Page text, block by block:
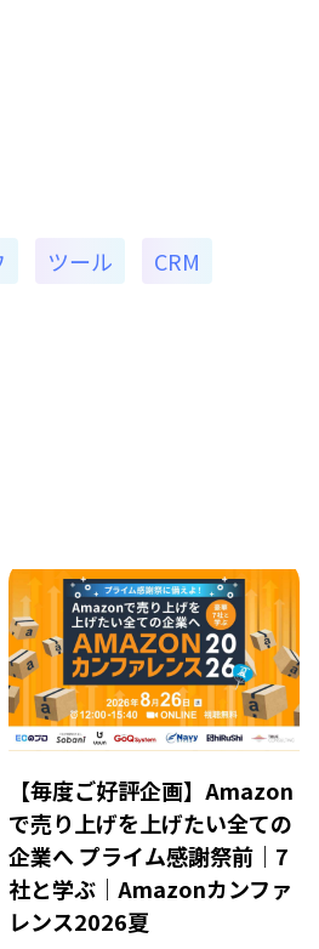
ツール
CRM
【毎度ご好評企画】Amazon
で売り上げを上げたい全ての
企業へ プライム感謝祭前｜7
社と学ぶ｜Amazonカンファ
レンス2026夏